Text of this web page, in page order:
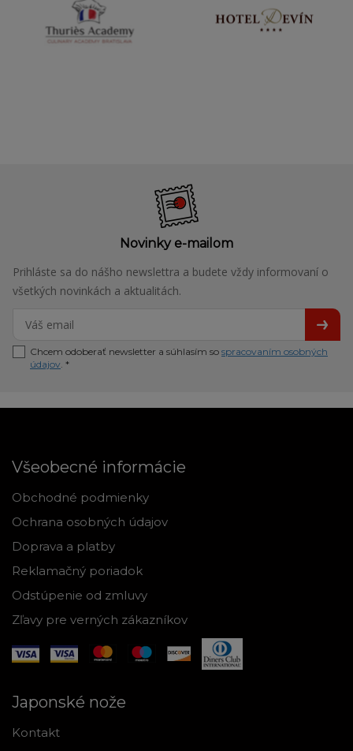
Novinky e-mailom
Prihláste sa do nášho newslettra a budete vždy informovaní o
všetkých novinkách a aktualitách.
Chcem odoberať newsletter a súhlasím so spracovaním osobných
údajov . *
Všeobecné informácie
Obchodné podmienky
Ochrana osobných údajov
Doprava a platby
Reklamačný poriadok
Odstúpenie od zmluvy
Zľavy pre verných zákazníkov
Japonské nože
Kontakt